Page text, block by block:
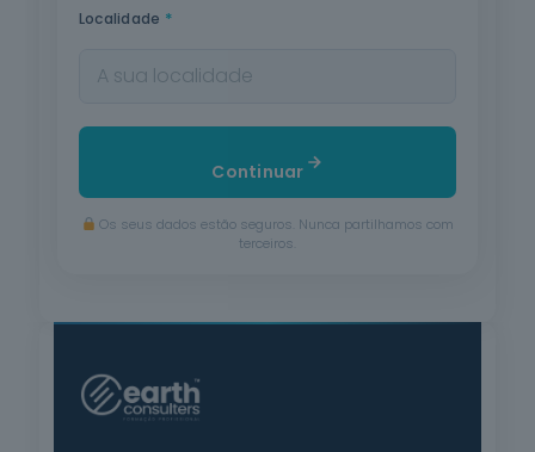
Localidade *
Continuar
Os seus dados estão seguros. Nunca partilhamos com
terceiros.